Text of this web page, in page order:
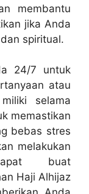
membantu
jika Anda
spiritual.
24/7 untuk
atau
selama
memastikan
bebas stres
melakukan
buat
Haji Alhijaz